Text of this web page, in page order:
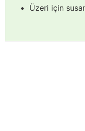
Üzeri için